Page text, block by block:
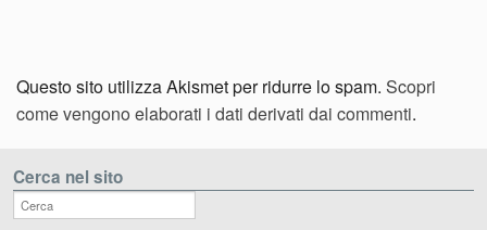
Questo sito utilizza Akismet per ridurre lo spam. Scopri
come vengono elaborati i dati derivati dai commenti.
Cerca nel sito